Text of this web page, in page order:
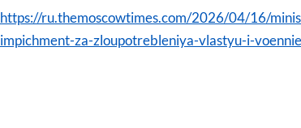
https://ru.themoscowtimes.com/2026/04/16/
impichment-za-zloupotrebleniya-vlastyu-i-